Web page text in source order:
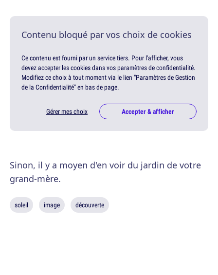
Contenu bloqué par vos choix de cookies
Ce contenu est fourni par un service tiers. Pour l'afficher, vous
devez accepter les cookies dans vos paramètres de confidentialité.
Modifiez ce choix à tout moment via le lien "Paramètres de Gestion
de la Confidentialité" en bas de page.
Gérer mes choix Accepter & afficher
Sinon, il y a moyen d'en voir du jardin de votre
grand-mère.
soleil image découverte